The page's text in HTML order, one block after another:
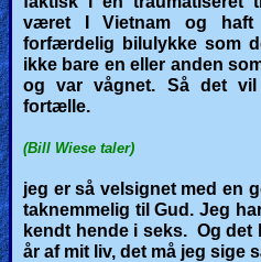
været I Vietnam og haft
forfærdelig bilulykke som
ikke bare en eller anden
og var vågnet. Så det
fortælle.
(Bill Wiese taler)
jeg er så velsignet med en
taknemmelig til Gud. Jeg
kendt hende i seks. Og
år af mit liv, det må jeg sige